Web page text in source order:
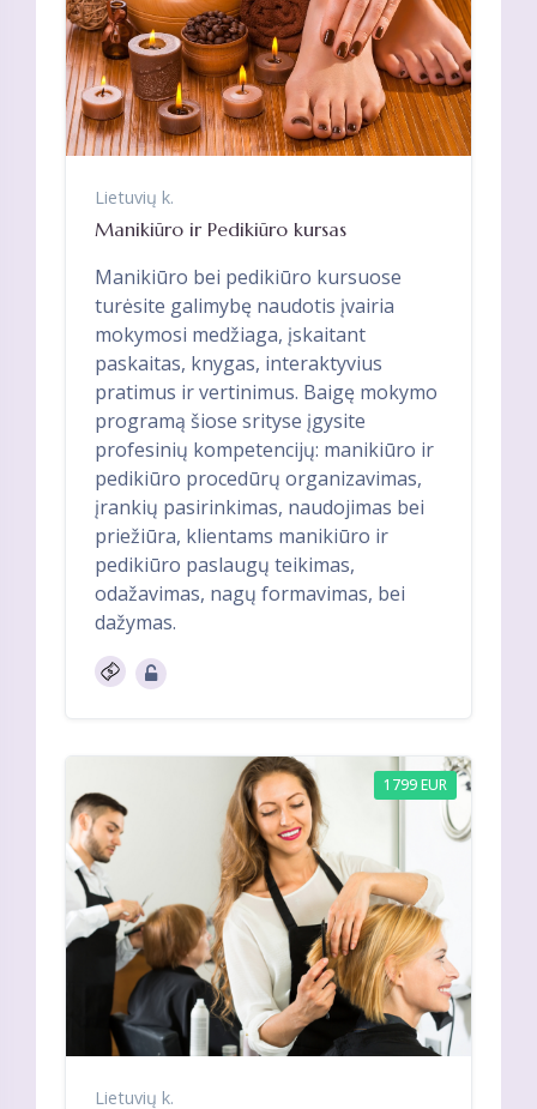
Lietuvių k.
Manikiūro ir Pedikiūro kursas
Manikiūro bei pedikiūro kursuose
turėsite galimybę naudotis įvairia
mokymosi medžiaga, įskaitant
paskaitas, knygas, interaktyvius
pratimus ir vertinimus. Baigę mokymo
programą šiose srityse įgysite
profesinių kompetencijų: manikiūro ir
pedikiūro procedūrų organizavimas,
įrankių pasirinkimas, naudojimas bei
priežiūra, klientams manikiūro ir
pedikiūro paslaugų teikimas,
odažavimas, nagų formavimas, bei
dažymas.
1799 EUR
Lietuvių k.